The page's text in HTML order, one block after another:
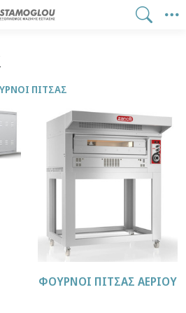
ΠΙΤΣΑΣ
ΦΟΥΡΝΟΙ ΠΙΤΣΑΣ ΑΕΡΙΟΥ